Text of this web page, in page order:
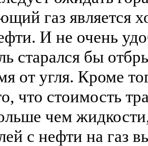
газ является
И не очень
старался бы
от угля. Кроме
что стоимость
чем
с нефти на газ